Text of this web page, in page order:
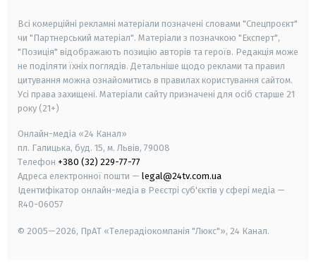
Всі комерційні рекламні матеріали позначені словами "Спецпроєкт"
чи "Партнерський матеріал". Матеріали з позначкою "Експерт",
"Позиція" відображають позицію авторів та героїв. Редакція може
не поділяти їхніх поглядів. Детальніше щодо реклами та правил
цитування можна ознайомитись в правилах користування сайтом.
Усі права захищені. Матеріали сайту призначені для осіб старше 21
року (21+)
Онлайн-медіа «24 Канал»
пл. Галицька, буд. 15, м. Львів, 79008
Телефон +380 (32) 229-77-77
Адреса електронної пошти — legal@24tv.com.ua
Ідентифікатор онлайн-медіа в Реєстрі суб'єктів у сфері медіа —
R40-06057
© 2005—2026, ПрАТ «Телерадіокомпанія "Люкс"», 24 Канал.